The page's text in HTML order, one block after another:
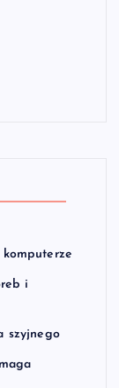
i
szyjnego